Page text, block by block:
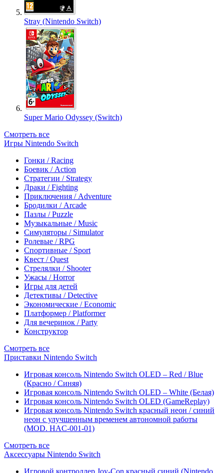
Stray (Nintendo Switch)
Super Mario Odyssey (Switch)
Смотреть все
Игры Nintendo Switch
Гонки / Racing
Боевик / Action
Стратегии / Strategy
Драки / Fighting
Приключения / Adventure
Бродилки / Arcade
Пазлы / Puzzle
Музыкальные / Music
Симуляторы / Simulator
Ролевые / RPG
Спортивные / Sport
Квест / Quest
Стрелялки / Shooter
Ужасы / Horror
Игры для детей
Детективы / Detective
Экономические / Economic
Платформер / Platformer
Для вечеринок / Party
Конструктор
Смотреть все
Приставки Nintendo Switch
Игровая консоль Nintendo Switch OLED – Red / Blue
(Красно / Синяя)
Игровая консоль Nintendo Switch OLED – White (Белая)
Игровая консоль Nintendo Switch OLED (GameReplay)
Игровая консоль Nintendo Switch красный неон / синий
неон с улучшенным временем автономной работы
(MOD. HAC-001-01)
Смотреть все
Аксессуары Nintendo Switch
Игровой контроллер Joy-Con красный синий (Nintendo